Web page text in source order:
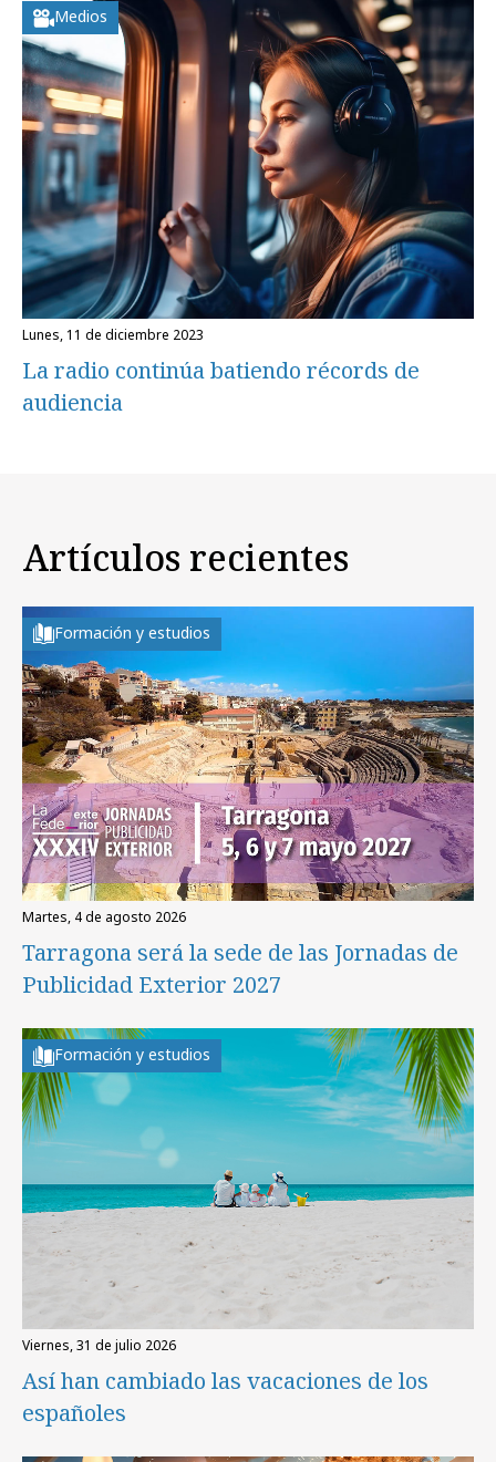
Medios
lunes, 11 de diciembre 2023
La radio continúa batiendo récords de
audiencia
Artículos recientes
Formación y estudios
martes, 4 de agosto 2026
Tarragona será la sede de las Jornadas de
Publicidad Exterior 2027
Formación y estudios
viernes, 31 de julio 2026
Así han cambiado las vacaciones de los
españoles